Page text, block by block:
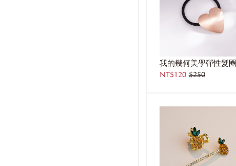
我的幾何美學彈性髮圈
NT$120 $250